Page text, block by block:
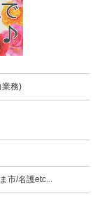
業務)
市/名護etc...